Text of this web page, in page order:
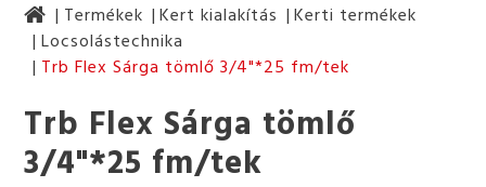
Termékek Kert kialakítás
Kerti termékek
Locsolástechnika
Trb Flex Sárga tömlő 3/4"*25 fm/tek
Trb Flex Sárga tömlő
3/4"*25 fm/tek